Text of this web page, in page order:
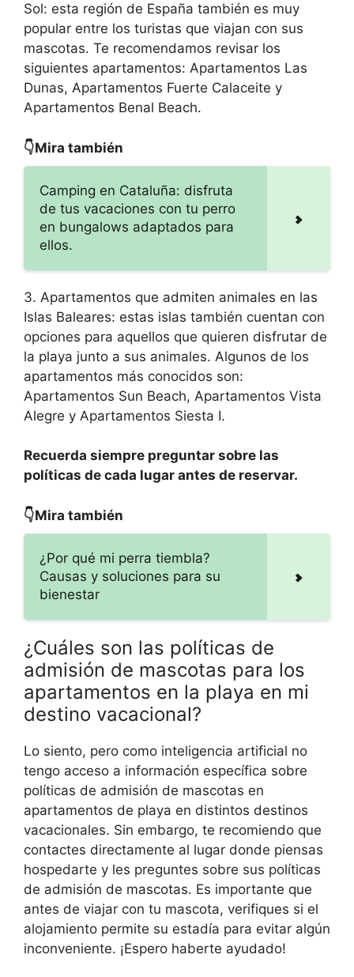
Sol: esta región de España también es muy
popular entre los turistas que viajan con sus
mascotas. Te recomendamos revisar los
siguientes apartamentos: Apartamentos Las
Dunas, Apartamentos Fuerte Calaceite y
Apartamentos Benal Beach.
👇Mira también
Camping en Cataluña: disfruta
de tus vacaciones con tu perro
en bungalows adaptados para
ellos.
3. Apartamentos que admiten animales en las
Islas Baleares: estas islas también cuentan con
opciones para aquellos que quieren disfrutar de
la playa junto a sus animales. Algunos de los
apartamentos más conocidos son:
Apartamentos Sun Beach, Apartamentos Vista
Alegre y Apartamentos Siesta I.
Recuerda siempre preguntar sobre las
políticas de cada lugar antes de reservar.
👇Mira también
¿Por qué mi perra tiembla?
Causas y soluciones para su
bienestar
¿Cuáles son las políticas de
admisión de mascotas para los
apartamentos en la playa en mi
destino vacacional?
Lo siento, pero como inteligencia artificial no
tengo acceso a información específica sobre
políticas de admisión de mascotas en
apartamentos de playa en distintos destinos
vacacionales. Sin embargo, te recomiendo que
contactes directamente al lugar donde piensas
hospedarte y les preguntes sobre sus políticas
de admisión de mascotas. Es importante que
antes de viajar con tu mascota, verifiques si el
alojamiento permite su estadía para evitar algún
inconveniente. ¡Espero haberte ayudado!